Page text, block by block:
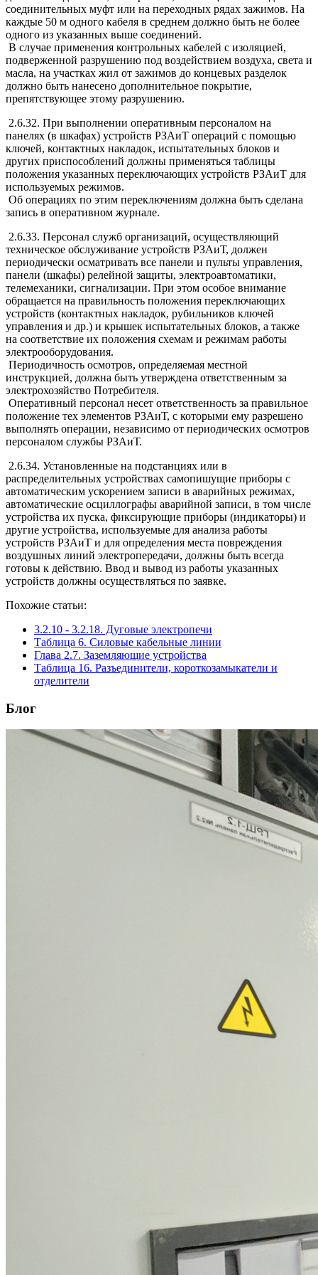
соединительных муфт или на переходных рядах зажимов. На
каждые 50 м одного кабеля в среднем должно быть не более
одного из указанных выше соединений.
В случае применения контрольных кабелей с изоляцией,
подверженной разрушению под воздействием воздуха, света и
масла, на участках жил от зажимов до концевых разделок
должно быть нанесено дополнительное покрытие,
препятствующее этому разрушению.
2.6.32. При выполнении оперативным персоналом на
панелях (в шкафах) устройств РЗАиТ операций с помощью
ключей, контактных накладок, испытательных блоков и
других приспособлений должны применяться таблицы
положения указанных переключающих устройств РЗАиТ для
используемых режимов.
Об операциях по этим переключениям должна быть сделана
запись в оперативном журнале.
2.6.33. Персонал служб организаций, осуществляющий
техническое обслуживание устройств РЗАиТ, должен
периодически осматривать все панели и пульты управления,
панели (шкафы) релейной защиты, электроавтоматики,
телемеханики, сигнализации. При этом особое внимание
обращается на правильность положения переключающих
устройств (контактных накладок, рубильников ключей
управления и др.) и крышек испытательных блоков, а также
на соответствие их положения схемам и режимам работы
электрооборудования.
Периодичность осмотров, определяемая местной
инструкцией, должна быть утверждена ответственным за
электрохозяйство Потребителя.
Оперативный персонал несет ответственность за правильное
положение тех элементов РЗАиТ, с которыми ему разрешено
выполнять операции, независимо от периодических осмотров
персоналом службы РЗАиТ.
2.6.34. Установленные на подстанциях или в
распределительных устройствах самопишущие приборы с
автоматическим ускорением записи в аварийных режимах,
автоматические осциллографы аварийной записи, в том числе
устройства их пуска, фиксирующие приборы (индикаторы) и
другие устройства, используемые для анализа работы
устройств РЗАиТ и для определения места повреждения
воздушных линий электропередачи, должны быть всегда
готовы к действию. Ввод и вывод из работы указанных
устройств должны осуществляться по заявке.
Похожие статьи:
3.2.10 - 3.2.18. Дуговые электропечи
Таблица 6. Силовые кабельные линии
Глава 2.7. Заземляющие устройства
Таблица 16. Разъединители, короткозамыкатели и
отделители
Блог